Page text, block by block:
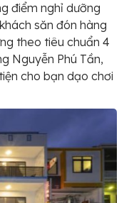
điểm nghỉ dưỡng
săn đón hàng
theo tiêu chuẩn 4
Nguyễn Phú Tần,
cho bạn dạo chơi